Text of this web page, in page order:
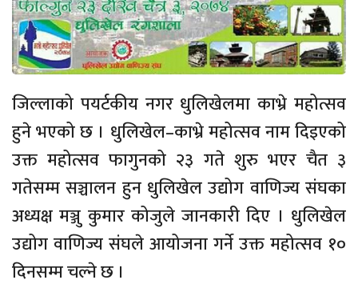
जिल्लाको पयर्टकीय नगर धुलिखेलमा काभ्रे महोत्सव
हुने भएको छ । धुलिखेल–काभ्रे महोत्सव नाम दिइएको
उक्त महोत्सव फागुनको २३ गते शुरु भएर चैत ३
गतेसम्म सञ्चालन हुन धुलिखेल उद्योग वाणिज्य संघका
अध्यक्ष मञ्जु कुमार कोजुले जानकारी दिए । धुलिखेल
उद्योग वाणिज्य संघले आयोजना गर्ने उक्त महोत्सव १०
दिनसम्म चल्ने छ ।